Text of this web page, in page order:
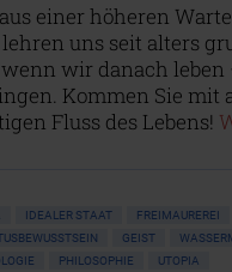
einer höheren
uns seit alters
wir danach leben
Kommen Sie mit
Fluss des Lebens!
IDEALER STAAT FREIMAUREREI
GEIST
PHILOSOPHIE UTOPIA